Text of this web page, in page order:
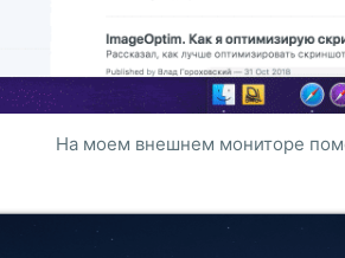
На моем внешнем мониторе